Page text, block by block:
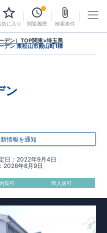
気に入り 閲覧履歴 検索条件
デン）TOP関東>埼玉県
デン 東松山市殿山町1棟
ン
情報を通知
日
2022年9月4日
2026年8月9日
覧可 即入居可